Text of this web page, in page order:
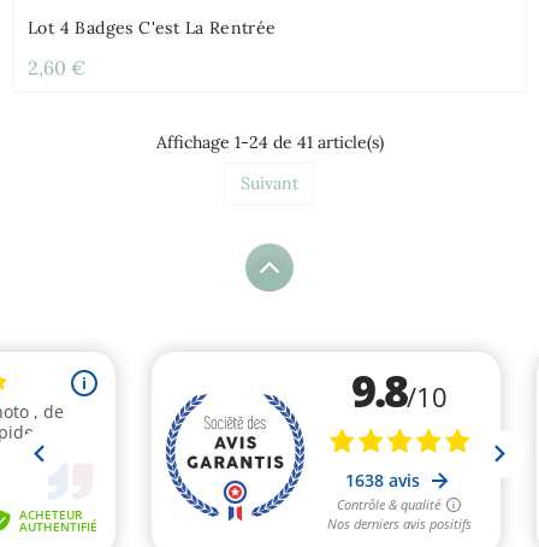
Lot 4 Badges C'est La Rentrée
2,60 €
Affichage 1-24 de 41 article(s)
Suivant